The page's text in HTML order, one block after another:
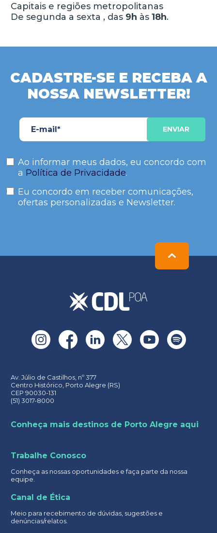
Capitais e regiões metropolitanas
De segunda a sexta , das 9h às18h.
CADASTRE-SE E RECEBA A
NOSSA NEWSLETTER!
Ao informar meus dados, eu concordo com
a Política de Privacidade.
Eu concordo em receber comunicações,
ofertas personalizadas e Newsletter.
field
Av. Júlio de Castilhos, nº 377
Centro Histórico, Porto Alegre (RS)
CEP 90030-131
(51) 3017-8000
Conheça mais destinos de Porto Alegre aqui
Trabalhe Conosco
Conheça as nossas oportunidades e faça parte da nossa
equipe.
Canal de Ética
Meio para recebimento de dúvidas, sugestões e
denúncias/relatos.